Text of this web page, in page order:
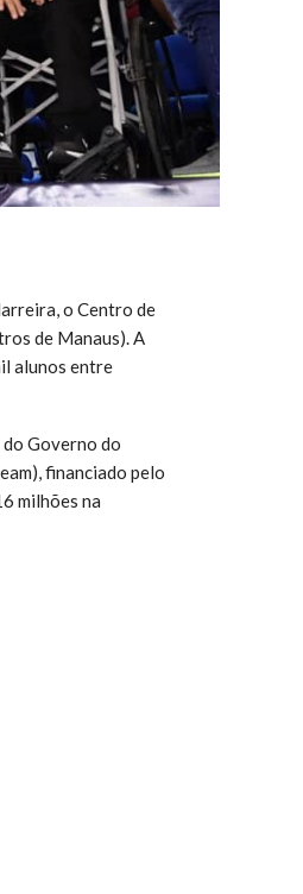
o Centro de
de Manaus). A
alunos entre
Governo do
financiado pelo
milhões na